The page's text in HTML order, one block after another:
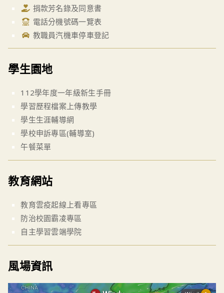
捐款芳名錄及同意書
電話分機號碼一覽表
教職員汽機車停車登記
學生園地
112學年度一年級新生手冊
學習歷程檔案上傳教學
學生生涯輔導網
學校申訴專區(輔導室)
午餐菜單
教育網站
教育雲疫起線上看專區
防治校園霸凌專區
自主學習雲端學院
風場資訊